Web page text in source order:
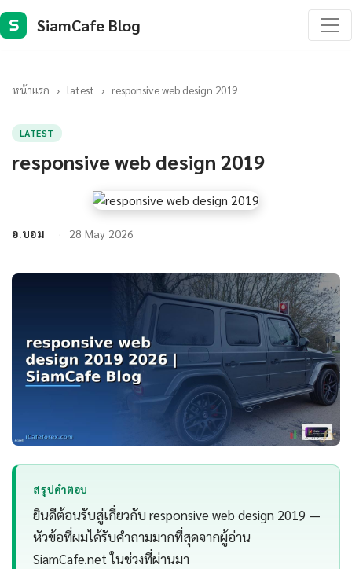
S SiamCafe Blog
หน้าแรก › latest › responsive web design 2019
LATEST
responsive web design 2019
อ.บอม 28 May 2026
สรุปคำตอบ
ยินดีต้อนรับสู่เกี่ยวกับ responsive web design 2019 —
หัวข้อที่ผมได้รับคำถามมากที่สุดจากผู้อ่าน
SiamCafe.net ในช่วงที่ผ่านมา